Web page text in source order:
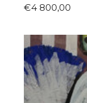
€4 800,00